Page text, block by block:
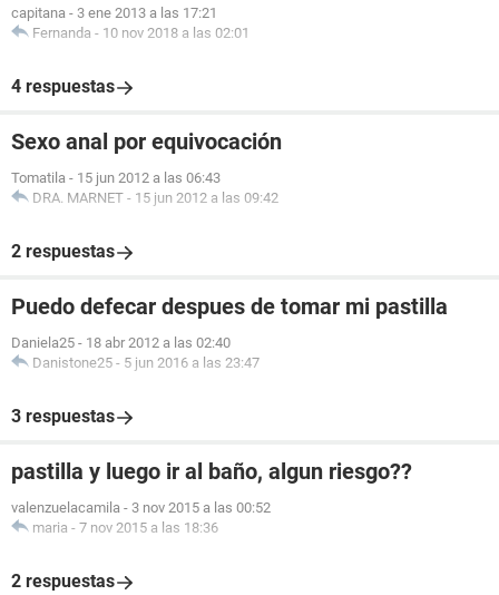
capitana - 3 ene 2013 a las 17:21
Fernanda - 10 nov 2018 a las 02:01
4 respuestas
Sexo anal por equivocación
Tomatila - 15 jun 2012 a las 06:43
DRA. MARNET - 15 jun 2012 a las 09:42
2 respuestas
Puedo defecar despues de tomar mi pastilla
Daniela25 - 18 abr 2012 a las 02:40
Danistone25 - 5 jun 2016 a las 23:47
3 respuestas
pastilla y luego ir al baño, algun riesgo??
valenzuelacamila - 3 nov 2015 a las 00:52
maria - 7 nov 2015 a las 18:36
2 respuestas